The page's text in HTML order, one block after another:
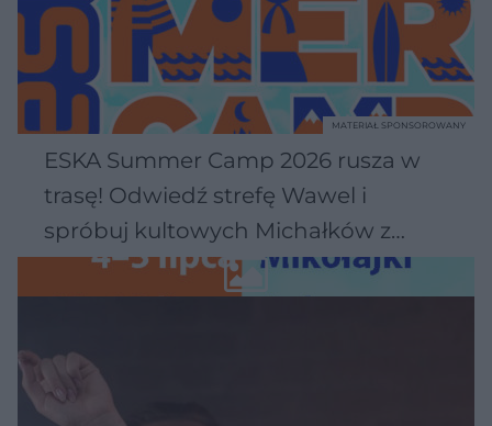
ESKA Summer Camp 2026 rusza w
trasę! Odwiedź strefę Wawel i
spróbuj kultowych Michałków z
Wawelu
MATERIAŁ SPONSOROWANY